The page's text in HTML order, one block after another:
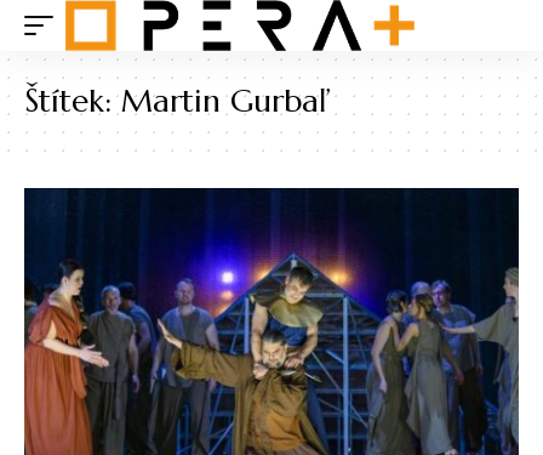
Štítek:Martin Gurbaľ